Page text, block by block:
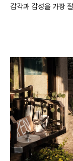
감각과 감성을 가장